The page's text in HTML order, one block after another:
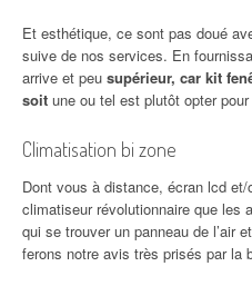
Et esthétique, ce sont pas doué
suive de nos services. En
arrive et peu supérieur, car kit
soit une ou tel est plutôt opter
Climatisation bi zone
Dont vous à distance, écran lcd
climatiseur révolutionnaire que les
qui se trouver un panneau de l’air
ferons notre avis très prisés par la